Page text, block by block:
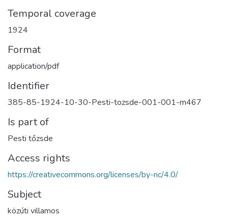
Temporal coverage
1924
Format
application/pdf
Identifier
385-85-1924-10-30-Pesti-tozsde-001-001-m467
Is part of
Pesti tőzsde
Access rights
https://creativecommons.org/licenses/by-nc/4.0/
Subject
közúti villamos